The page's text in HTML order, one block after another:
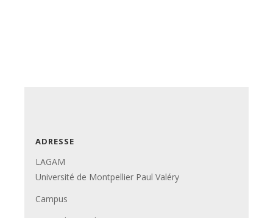
ADRESSE
LAGAM
Université de Montpellier Paul Valéry
Campus